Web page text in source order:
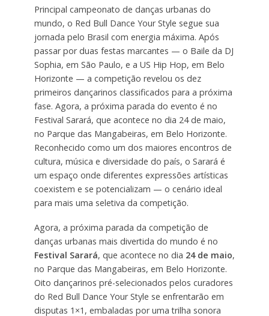
Principal campeonato de danças urbanas do
mundo, o Red Bull Dance Your Style segue sua
jornada pelo Brasil com energia máxima. Após
passar por duas festas marcantes — o Baile da DJ
Sophia, em São Paulo, e a US Hip Hop, em Belo
Horizonte — a competição revelou os dez
primeiros dançarinos classificados para a próxima
fase. Agora, a próxima parada do evento é no
Festival Sarará, que acontece no dia 24 de maio,
no Parque das Mangabeiras, em Belo Horizonte.
Reconhecido como um dos maiores encontros de
cultura, música e diversidade do país, o Sarará é
um espaço onde diferentes expressões artísticas
coexistem e se potencializam — o cenário ideal
para mais uma seletiva da competição.
Agora, a próxima parada da competição de
danças urbanas mais divertida do mundo é no
Festival Sarará, que acontece no dia 24 de maio,
no Parque das Mangabeiras, em Belo Horizonte.
Oito dançarinos pré-selecionados pelos curadores
do Red Bull Dance Your Style se enfrentarão em
disputas 1×1, embaladas por uma trilha sonora